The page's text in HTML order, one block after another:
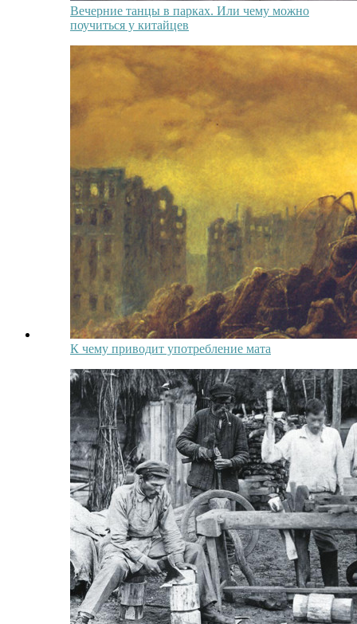
Вечерние танцы в парках. Или чему можно
поучиться у китайцев
К чему приводит употребление мата